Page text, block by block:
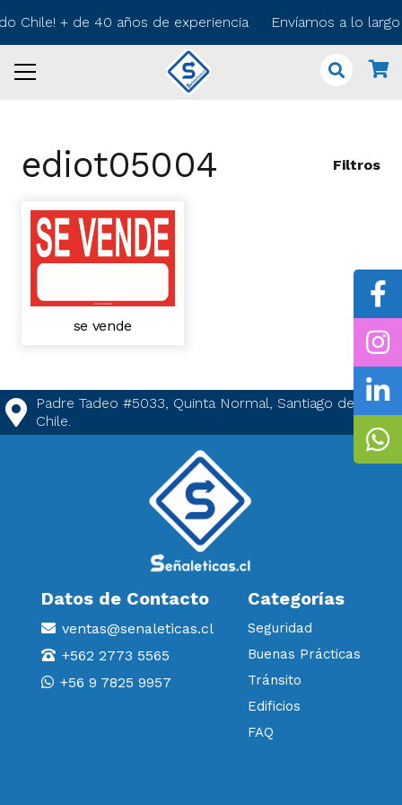
Chile! + de 40 años de experiencia Envíamos a lo
ediot05004 Filtros
se vende
Padre Tadeo #5033, Quinta Normal, Santiago de
Chile.
Datos de Contacto
ventas@senaleticas.cl
+562 2773 5565
+56 9 7825 9957
Categorías
Seguridad
Buenas Prácticas
Tránsito
Edificios
FAQ